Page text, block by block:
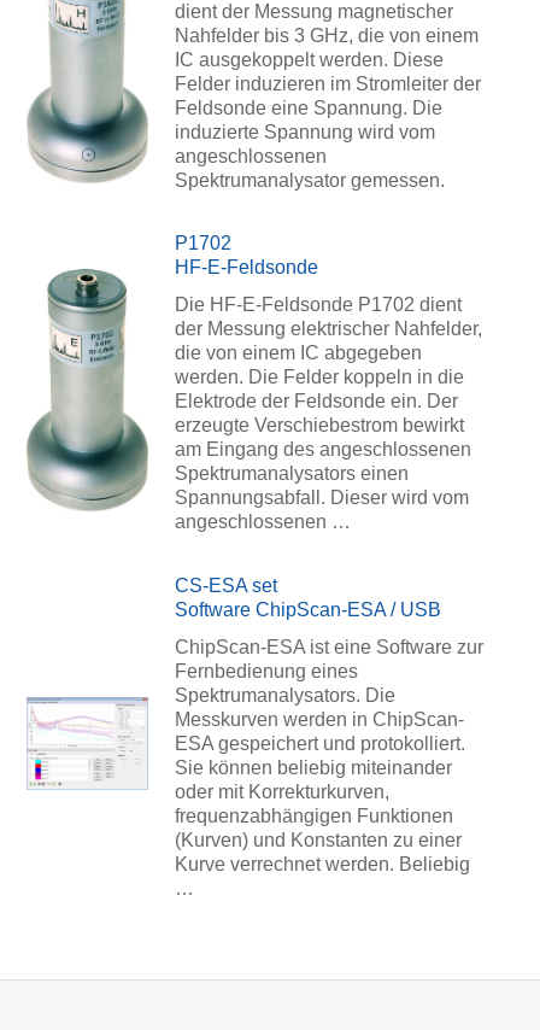
dient der Messung magnetischer
Nahfelder bis 3 GHz, die von einem
IC ausgekoppelt werden. Diese
Felder induzieren im Stromleiter der
Feldsonde eine Spannung. Die
induzierte Spannung wird vom
angeschlossenen
Spektrumanalysator gemessen.
P1702
HF-E-Feldsonde
Die HF-E-Feldsonde P1702 dient
der Messung elektrischer Nahfelder,
die von einem IC abgegeben
werden. Die Felder koppeln in die
Elektrode der Feldsonde ein. Der
erzeugte Verschiebestrom bewirkt
am Eingang des angeschlossenen
Spektrumanalysators einen
Spannungsabfall. Dieser wird vom
angeschlossenen …
CS-ESA set
Software ChipScan-ESA / USB
ChipScan-ESA ist eine Software zur
Fernbedienung eines
Spektrumanalysators. Die
Messkurven werden in ChipScan-
ESA gespeichert und protokolliert.
Sie können beliebig miteinander
oder mit Korrekturkurven,
frequenzabhängigen Funktionen
(Kurven) und Konstanten zu einer
Kurve verrechnet werden. Beliebig
…